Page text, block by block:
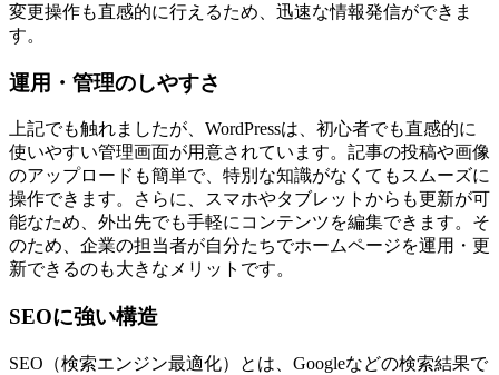
変更操作も直感的に行えるため、迅速な情報発信ができま
す。
運用・管理のしやすさ
上記でも触れましたが、WordPressは、初心者でも直感的に
使いやすい管理画面が用意されています。記事の投稿や画像
のアップロードも簡単で、特別な知識がなくてもスムーズに
操作できます。さらに、スマホやタブレットからも更新が可
能なため、外出先でも手軽にコンテンツを編集できます。そ
のため、企業の担当者が自分たちでホームページを運用・更
新できるのも大きなメリットです。
SEOに強い構造
SEO（検索エンジン最適化）とは、Googleなどの検索結果で